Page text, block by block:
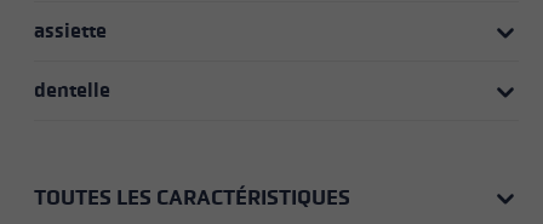
assiette
dentelle
TOUTES LES CARACTÉRISTIQUES